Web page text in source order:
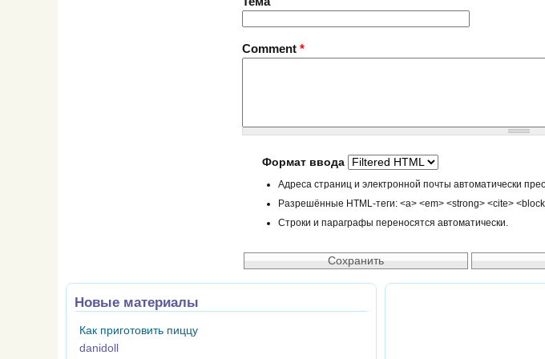
Comment *
Формат ввода
Адреса страниц и электронной почты автоматически
Разрешённые HTML-теги: <a> <em> <strong> <cite>
Строки и параграфы переносятся автоматически.
Новые материалы
Как приготовить пиццу
danidoll